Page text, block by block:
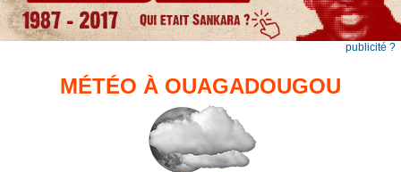
publicité ?
MÉTÉO À OUAGADOUGOU